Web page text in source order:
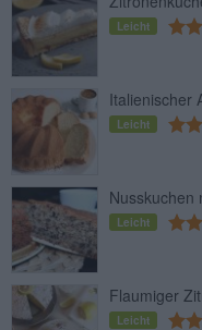
Leicht
Italienischer
Leicht
Nusskuchen
Leicht
Flaumiger
Leicht